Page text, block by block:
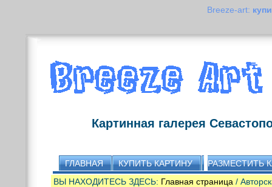
Breeze-art:
Картинная галерея
ГЛАВНАЯ КУПИТЬ КАРТИНУ
РАЗМЕСТИТЬ
ВЫ НАХОДИТЕСЬ ЗДЕСЬ: Главная страница /